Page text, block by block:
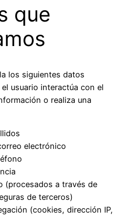
que
los siguientes datos
usuario interactúa con el
o realiza una
electrónico
(procesados a través de
de terceros)
(cookies, dirección IP,